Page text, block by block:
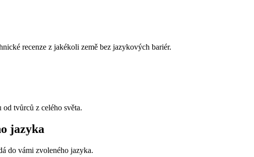
recenze z jakékoli země bez jazykových bariér.
tvůrců z celého světa.
jazyka
do vámi zvoleného jazyka.